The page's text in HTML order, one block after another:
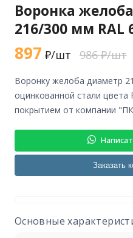
Воронка
216/300 мм RAL
897 ₽/шт 986 ₽/шт
воронку желоба диаметр 216/300 мм RAL 6002 из
оцинкованной стали
покрытием от компании
Заказать
Основные